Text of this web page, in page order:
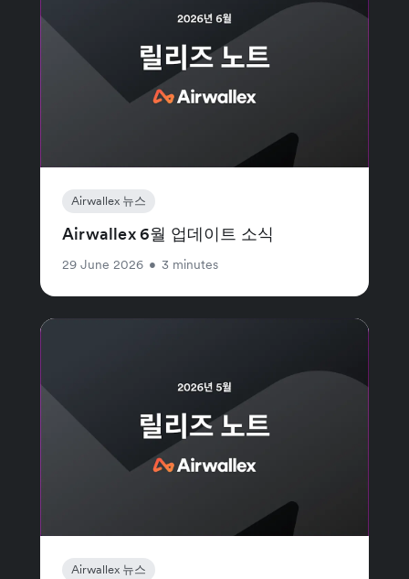
Airwallex 뉴스
Airwallex 6월 업데이트 소식
29 June 2026 • 3 minutes
Airwallex 뉴스